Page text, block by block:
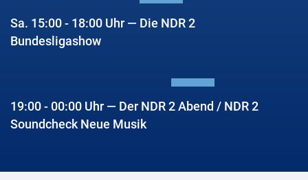
Sa. 15:00 - 18:00 Uhr — Die NDR 2
Bundesligashow
19:00 - 00:00 Uhr — Der NDR 2 Abend / NDR 2
Soundcheck Neue Musik